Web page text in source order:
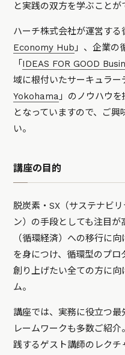
と実践の双方を学ぶことが
ハーチ株式会社が運営す
Economy Hub 」、企業の
「 IDEAS FOR GOOD
域に根付いたサーキュラ
Yokohama 」のノウハウ
となっていますので、ご
い。
講座の目的
脱炭素・SX（サステナビ
ン）の手段としても注目
（循環経済）への移行に
を身につけ、循環型のプ
創り上げたい全ての方に
ム。
講座では、実務に役立つ
レームワークも多数ご紹
践するゲスト講師のレク